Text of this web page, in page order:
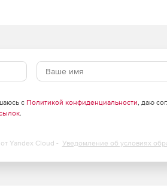
таким как POS-
пользователей.
с Политикой конфиденциальности, даю
.
Yandex Cloud - Уведомление об условиях